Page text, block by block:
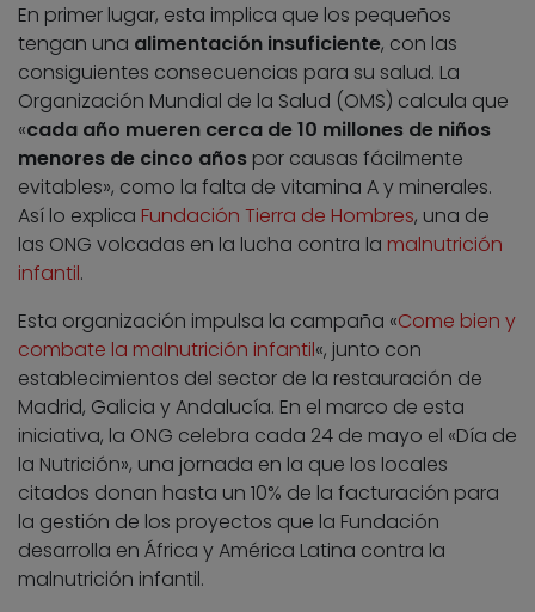
En primer lugar, esta implica que los pequeños
tengan una alimentación insuficiente, con las
consiguientes consecuencias para su salud. La
Organización Mundial de la Salud (OMS) calcula que
«cada año mueren cerca de 10 millones de niños
menores de cinco años por causas fácilmente
evitables», como la falta de vitamina A y minerales.
Así lo explica Fundación Tierra de Hombres, una de
las ONG volcadas en la lucha contra la malnutrición
infantil.
Esta organización impulsa la campaña «Come bien y
combate la malnutrición infantil«, junto con
establecimientos del sector de la restauración de
Madrid, Galicia y Andalucía. En el marco de esta
iniciativa, la ONG celebra cada 24 de mayo el «Día de
la Nutrición», una jornada en la que los locales
citados donan hasta un 10% de la facturación para
la gestión de los proyectos que la Fundación
desarrolla en África y América Latina contra la
malnutrición infantil.